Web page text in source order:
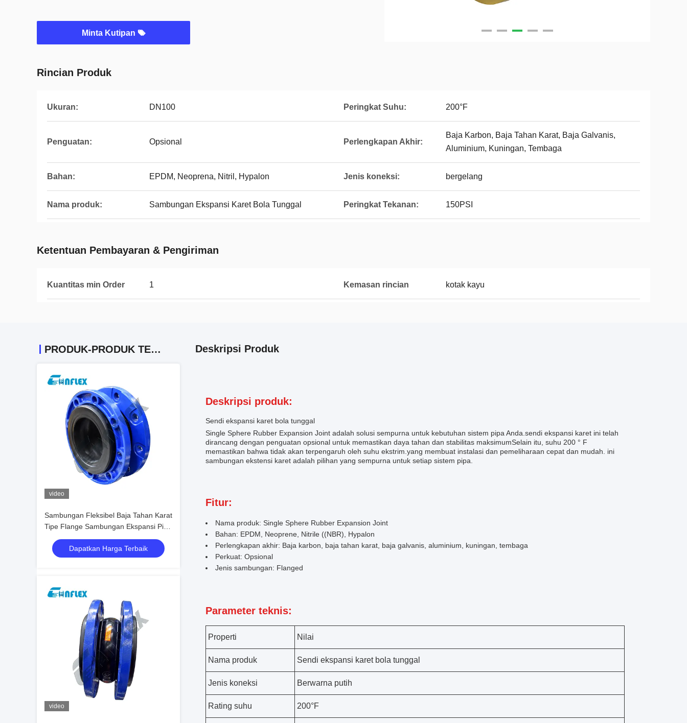
Minta Kutipan
Rincian Produk
Ukuran: DN100 Peringkat Suhu: 200°F
Penguatan: Opsional Perlengkapan Akhir:
Baja Karbon, Baja Tahan Karat, Baja Galvanis,
Aluminium, Kuningan, Tembaga
Bahan: EPDM, Neoprena, Nitril, Hypalon Jenis koneksi: bergelang
Nama produk: Sambungan Ekspansi Karet Bola Tunggal Peringkat Tekanan: 150PSI
Ketentuan Pembayaran & Pengiriman
Kuantitas min Order 1 Kemasan rincian kotak kayu
PRODUK-PRODUK TERKAIT
video
Sambungan Fleksibel Baja Tahan Karat
Tipe Flange Sambungan Ekspansi Pipa
Khusus
Dapatkan Harga Terbaik
video
Deskripsi Produk
Deskripsi produk:
Sendi ekspansi karet bola tunggal
Single Sphere Rubber Expansion Joint adalah solusi sempurna untuk kebutuhan sistem pipa Anda.sendi ekspansi karet ini telah
dirancang dengan penguatan opsional untuk memastikan daya tahan dan stabilitas maksimumSelain itu, suhu 200 ° F
memastikan bahwa tidak akan terpengaruh oleh suhu ekstrim.yang membuat instalasi dan pemeliharaan cepat dan mudah. ini
sambungan ekstensi karet adalah pilihan yang sempurna untuk setiap sistem pipa.
Fitur:
Nama produk: Single Sphere Rubber Expansion Joint
Bahan: EPDM, Neoprene, Nitrile ((NBR), Hypalon
Perlengkapan akhir: Baja karbon, baja tahan karat, baja galvanis, aluminium, kuningan, tembaga
Perkuat: Opsional
Jenis sambungan: Flanged
Parameter teknis:
Properti Nilai
Nama produk Sendi ekspansi karet bola tunggal
Jenis koneksi Berwarna putih
Rating suhu 200°F